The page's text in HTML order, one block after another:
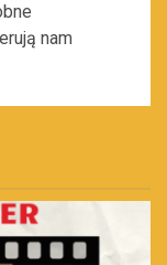
nam